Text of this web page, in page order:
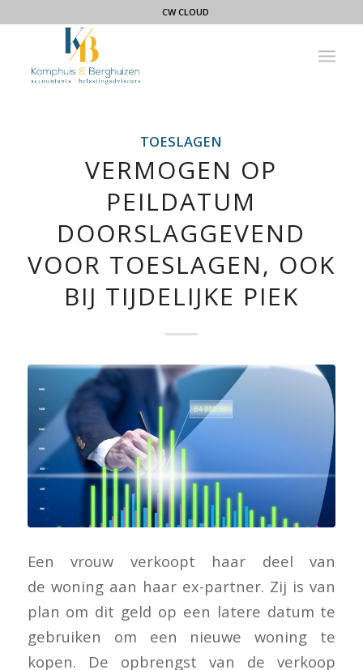
CW CLOUD
TOESLAGEN
VERMOGEN OP
PEILDATUM
DOORSLAGGEVEND
VOOR TOESLAGEN, OOK
BIJ TIJDELIJKE PIEK
Een vrouw verkoopt haar deel van
de woning aan haar ex-partner. Zij is van
plan om dit geld op een latere datum te
gebruiken om een nieuwe woning te
kopen. De opbrengst van de verkoop